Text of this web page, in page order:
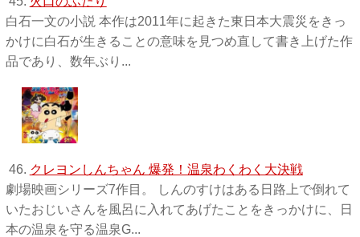
白石一文の小説 本作は2011年に起きた東日本大震災をきっ
かけに白石が生きることの意味を見つめ直して書き上げた作
品であり、数年ぶり...
46. クレヨンしんちゃん 爆発！温泉わくわく大決戦
劇場映画シリーズ7作目。 しんのすけはある日路上で倒れて
いたおじいさんを風呂に入れてあげたことをきっかけに、日
本の温泉を守る温泉G...